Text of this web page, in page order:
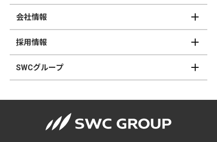
会社情報
採用情報
SWCグループ